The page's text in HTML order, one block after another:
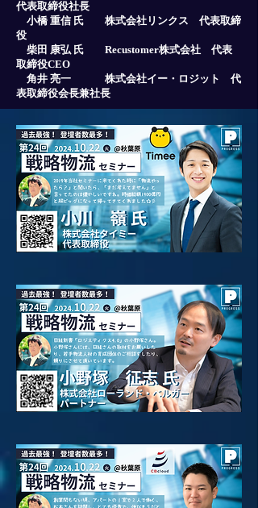
代表取締役社長
小橋 重信 氏 株式会社リンクス 代表取締
役
柴田 康弘 氏 Recustomer株式会社 代表
取締役CEO
⻆井 亮一 株式会社イー・ロジット 代
表取締役会長兼社長